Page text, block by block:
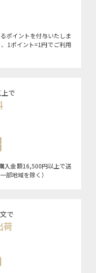
ポイントを付与いたしま
1ポイント=1円でご利用
で
入金額16,500円以上で送
部地域を除く）
で
荷